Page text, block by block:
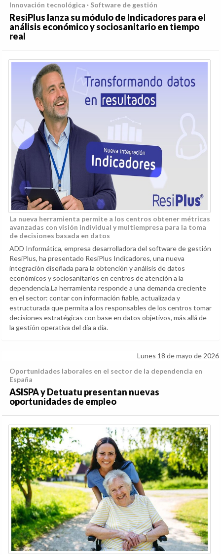
Innovación tecnológica · Software de gestión
ResiPlus lanza su módulo de Indicadores para el
análisis económico y sociosanitario en tiempo
real
La nueva herramienta permite a los centros obtener métricas
avanzadas con visión individual y multiempresa para la toma
de decisiones basada en datos
ADD Informática, empresa desarrolladora del software de gestión
ResiPlus, ha presentado ResiPlus Indicadores, una nueva
integración diseñada para la obtención y análisis de datos
económicos y sociosanitarios en centros de atención a la
dependencia.La herramienta responde a una demanda creciente
en el sector: contar con información fiable, actualizada y
estructurada que permita a los responsables de los centros tomar
decisiones estratégicas con base en datos objetivos, más allá de
la gestión operativa del día a día.
Lunes 18 de mayo de 2026
Oportunidades laborales en el sector de la dependencia en
España
ASISPA y Detuatu presentan nuevas
oportunidades de empleo